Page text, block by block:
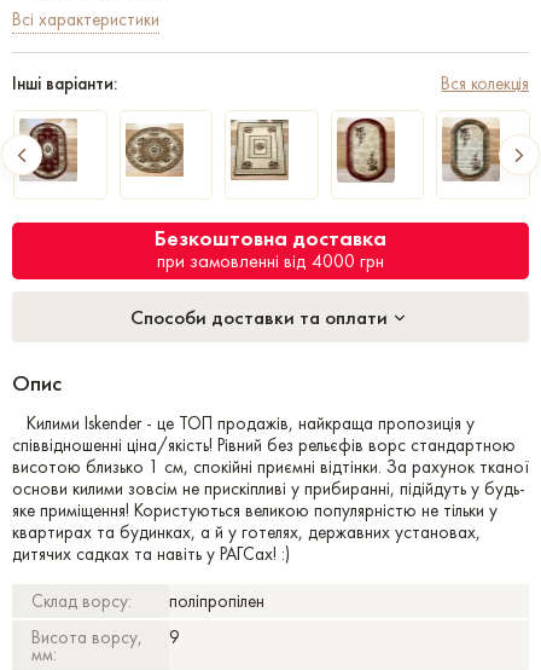
Всі характеристики
Інші варіанти: Вся колекція
Безкоштовна доставка
при замовленні від 4000 грн
Способи доставки та оплати
Опис
Килими Iskender - це ТОП продажів, найкраща пропозиція у
співвідношенні ціна/якість! Рівний без рельєфів ворс стандартною
висотою близько 1 см, спокійні приємні відтінки. За рахунок тканої
основи килими зовсім не прискіпливі у прибиранні, підійдуть у будь-
яке приміщення! Користуються великою популярністю не тільки у
квартирах та будинках, а й у готелях, державних установах,
дитячих садках та навіть у РАГСах! :)
Склад ворсу:
поліпропілен
Висота ворсу,
мм:
9